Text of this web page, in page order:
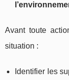
Avant toute
situation :
Identifier les